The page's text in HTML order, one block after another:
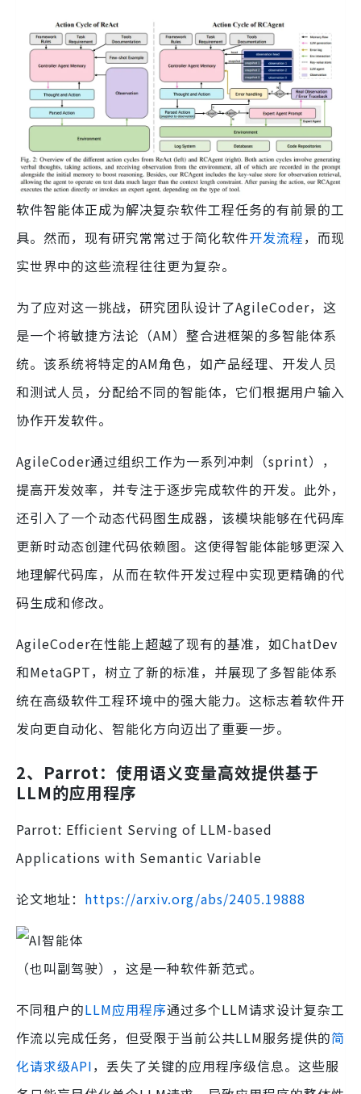
软件智能体正成为解决复杂软件工程任务的有前景的工
具。然而，现有研究常常过于简化软件开发流程，而现
实世界中的这些流程往往更为复杂。
为了应对这一挑战，研究团队设计了AgileCoder，这
是一个将敏捷方法论（AM）整合进框架的多智能体系
统。该系统将特定的AM角色，如产品经理、开发人员
和测试人员，分配给不同的智能体，它们根据用户输入
协作开发软件。
AgileCoder通过组织工作为一系列冲刺（sprint），
提高开发效率，并专注于逐步完成软件的开发。此外，
还引入了一个动态代码图生成器，该模块能够在代码库
更新时动态创建代码依赖图。这使得智能体能够更深入
地理解代码库，从而在软件开发过程中实现更精确的代
码生成和修改。
AgileCoder在性能上超越了现有的基准，如ChatDev
和MetaGPT，树立了新的标准，并展现了多智能体系
统在高级软件工程环境中的强大能力。这标志着软件开
发向更自动化、智能化方向迈出了重要一步。
2、Parrot：使用语义变量高效提供基于
LLM的应用程序
Parrot: Efficient Serving of LLM-based
Applications with Semantic Variable
论文地址： https://arxiv.org/abs/2405.19888
（也叫副驾驶），这是一种软件新范式。
不同租户的LLM应用程序通过多个LLM请求设计复杂工
作流以完成任务，但受限于当前公共LLM服务提供的简
化请求级API，丢失了关键的应用程序级信息。这些服